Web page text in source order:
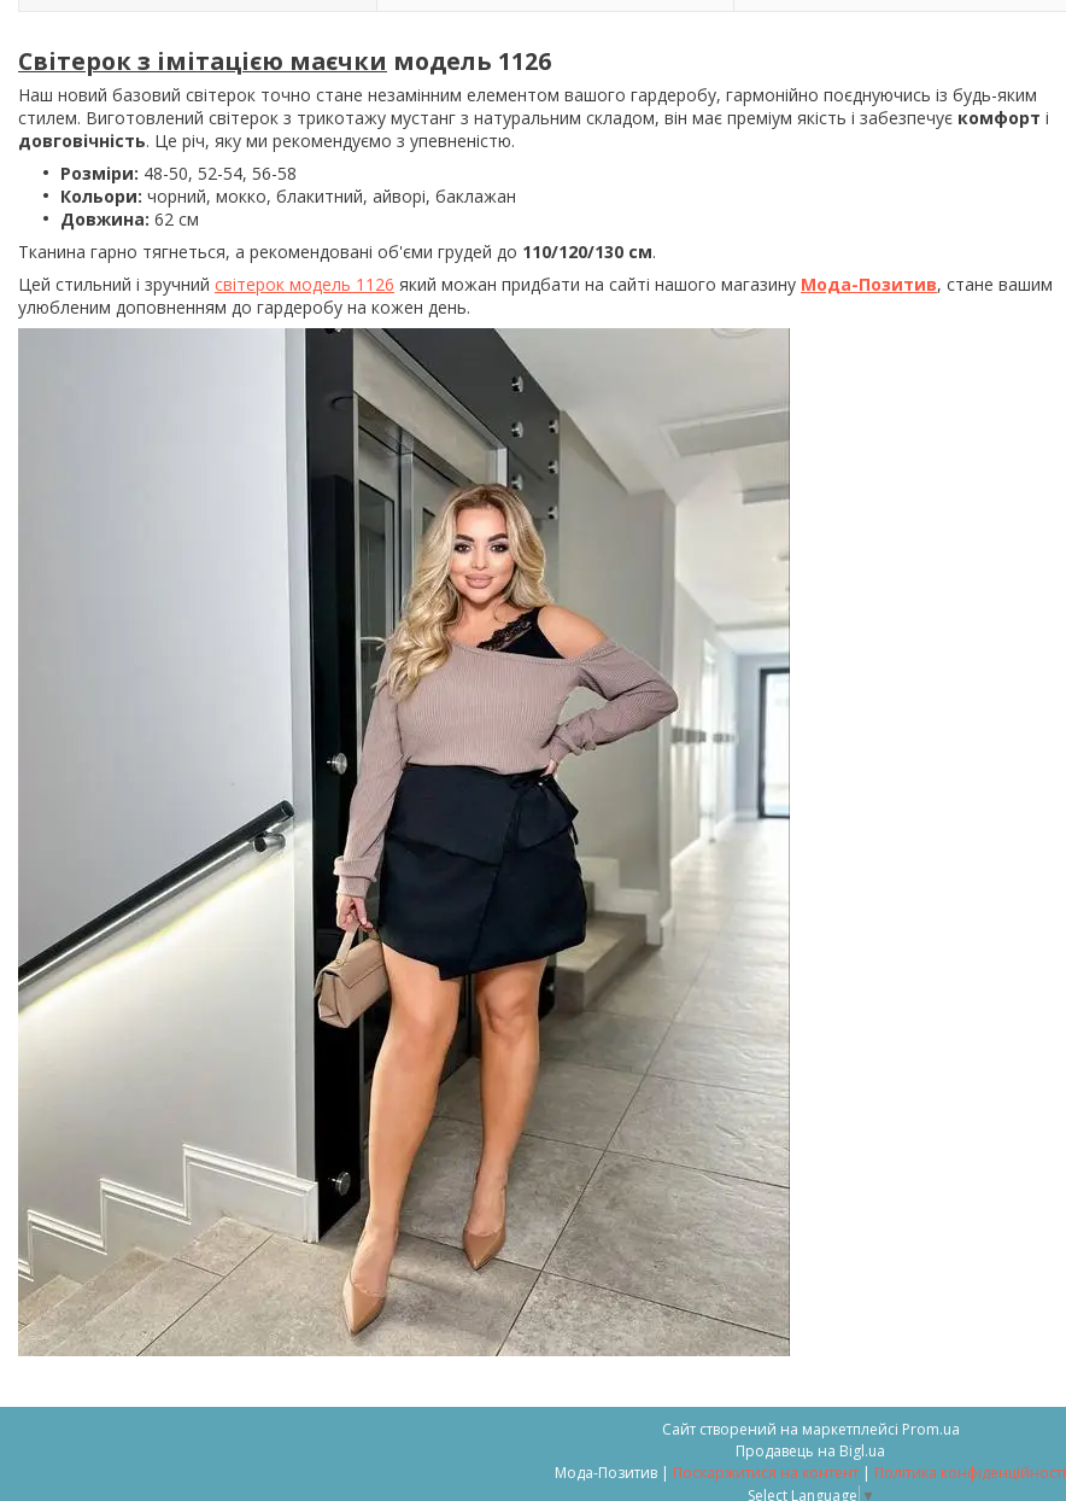
Світерок з імітацією маєчки модель 1126
Наш новий базовий світерок точно стане незамінним елементом вашого гардеробу, гармонійно поєднуючись із будь-яким
стилем. Виготовлений світерок з трикотажу мустанг з натуральним складом, він має преміум якість і забезпечує комфорт і
довговічність. Це річ, яку ми рекомендуємо з упевненістю.
Розміри: 48-50, 52-54, 56-58
Кольори: чорний, мокко, блакитний, айворі, баклажан
Довжина: 62 см
Тканина гарно тягнеться, а рекомендовані об'єми грудей до 110/120/130 см.
Цей стильний і зручний світерок модель 1126 який можан придбати на сайті нашого магазину Мода-Позитив, стане вашим
улюбленим доповненням до гардеробу на кожен день.
Сайт створений на маркетплейсі Prom.ua
Продавець на Bigl.ua
Мода-Позитив | Поскаржитися на контент | Політика конфіденційності
Select Language ▼